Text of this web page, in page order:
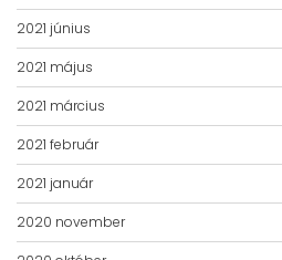
2021 június
2021 május
2021 március
2021 február
2021 január
2020 november